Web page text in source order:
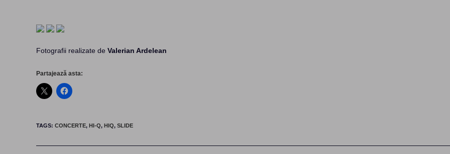
Fotografii realizate de Valerian Ardelean
Partajează asta:
TAGS: CONCERTE, HI-Q, HIQ, SLIDE